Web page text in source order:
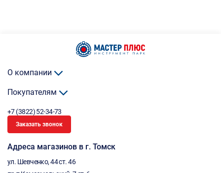
О компании
Покупателям
+7 (3822) 52-34-73
Заказать звонок
Адреса магазинов в г. Томск
ул. Шевченко, 44 ст. 46